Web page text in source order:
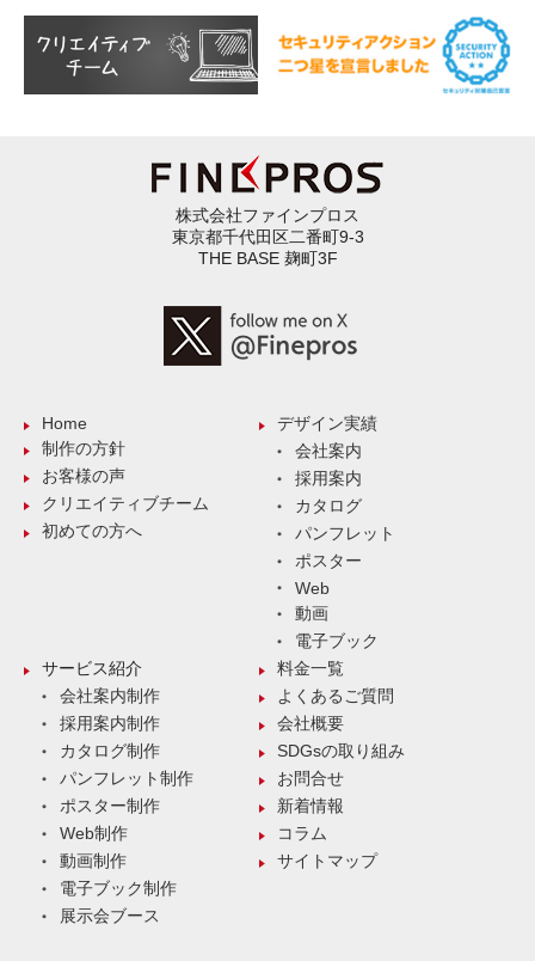
株式会社ファインプロス
東京都千代田区二番町9-3
THE BASE 麹町3F
Home
制作の方針
お客様の声
クリエイティブチーム
初めての方へ
デザイン実績
会社案内
採用案内
カタログ
パンフレット
ポスター
Web
動画
電子ブック
サービス紹介
会社案内制作
採用案内制作
カタログ制作
パンフレット制作
ポスター制作
Web制作
動画制作
電子ブック制作
展示会ブース
料金一覧
よくあるご質問
会社概要
SDGsの取り組み
お問合せ
新着情報
コラム
サイトマップ